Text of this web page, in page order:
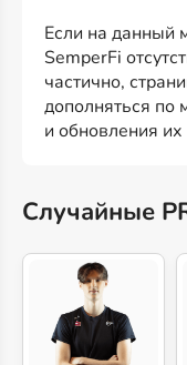
Если на данный
SemperFi
частично,
дополняться по
и обновления
Случайные